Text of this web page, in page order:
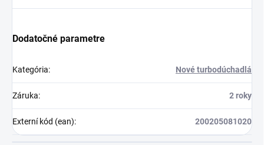
Dodatočné parametre
Kategória: Nové turbodúchadlá
Záruka: 2 roky
Externí kód (ean): 200205081020